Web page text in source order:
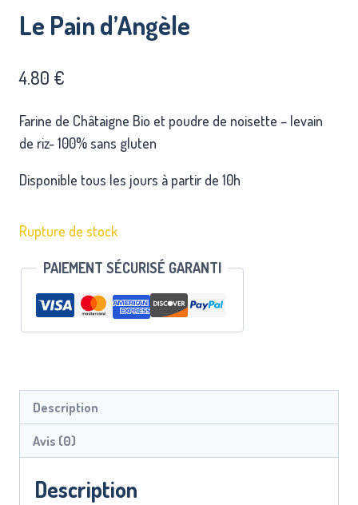
Le Pain d’Angèle
4.80 €
Farine de Châtaigne Bio et poudre de noisette – levain
de riz- 100% sans gluten
Disponible tous les jours à partir de 10h
Rupture de stock
PAIEMENT SÉCURISÉ GARANTI
Description
Avis (0)
Description